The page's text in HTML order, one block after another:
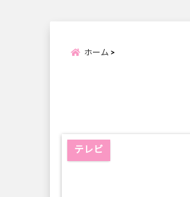
ホーム
テレビ